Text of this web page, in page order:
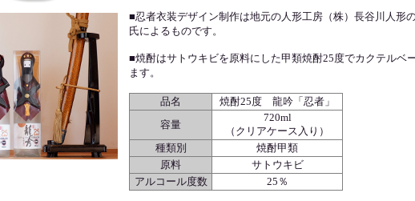
■忍者衣装デザイン制作は地元の人形工房（株）長谷川人形
氏によるものです。
■焼酎はサトウキビを原料にした甲類焼酎25度でカクテルベ
ます。
品名
焼酎25度 龍吟「忍者」
容量
720ml
（クリアケース入り）
種類別
焼酎甲類
原料
サトウキビ
アルコール度数
25％